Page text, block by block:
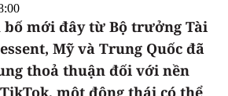
mới đây từ Bộ trưởng Tài
Mỹ và Trung Quốc đã
thoả thuận đối với nền
một động thái có thể